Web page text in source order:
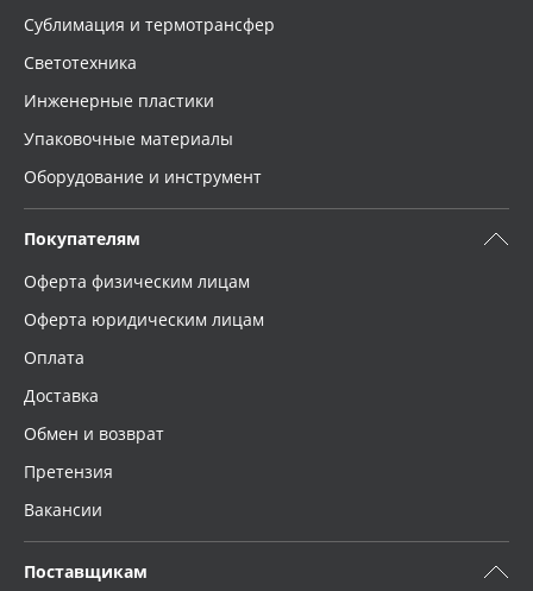
Сублимация и термотрансфер
Светотехника
Инженерные пластики
Упаковочные материалы
Оборудование и инструмент
Покупателям
Оферта физическим лицам
Оферта юридическим лицам
Оплата
Доставка
Обмен и возврат
Претензия
Вакансии
Поставщикам